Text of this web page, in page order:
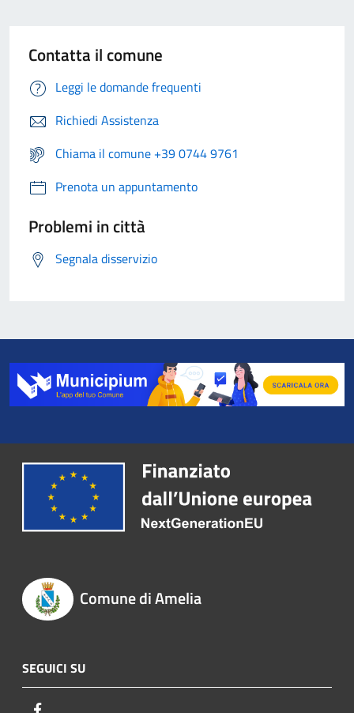
Contatta il comune
Leggi le domande frequenti
Richiedi Assistenza
Chiama il comune +39 0744 9761
Prenota un appuntamento
Problemi in città
Segnala disservizio
Comune di Amelia
SEGUICI SU